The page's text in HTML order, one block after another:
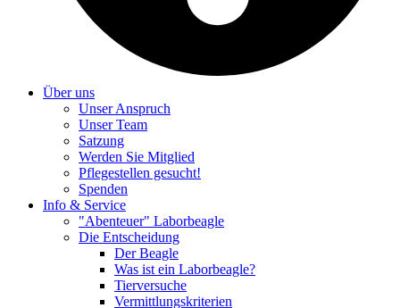
Über uns
Unser Anspruch
Unser Team
Satzung
Werden Sie Mitglied
Pflegestellen gesucht!
Spenden
Info & Service
"Abenteuer" Laborbeagle
Die Entscheidung
Der Beagle
Was ist ein Laborbeagle?
Tierversuche
Vermittlungskriterien